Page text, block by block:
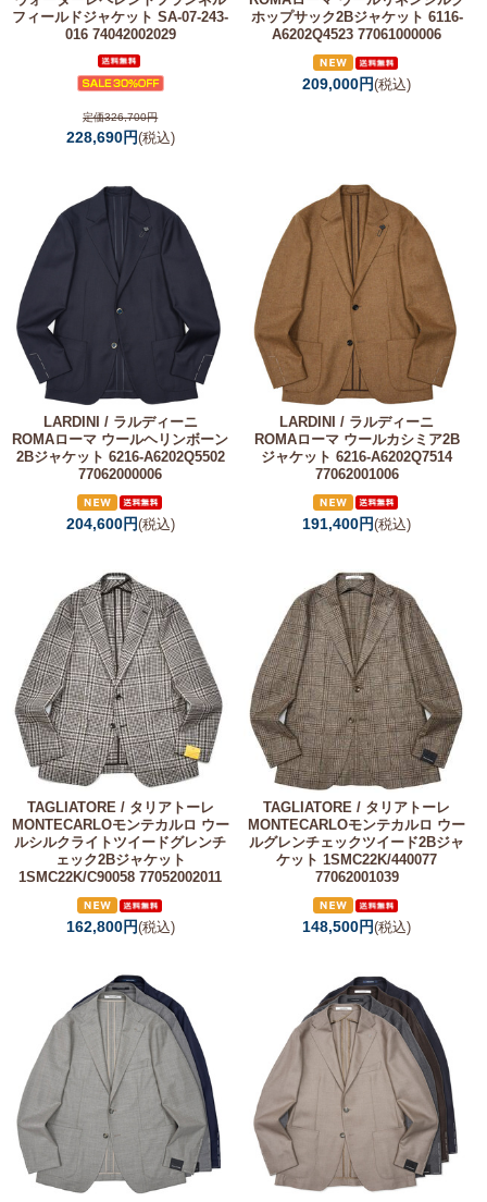
フィールドジャケット SA-07-243-
016 74042002029
定価326,700円
228,690円(税込)
ホップサック2Bジャケット 6116-
A6202Q4523 77061000006
209,000円(税込)
LARDINI / ラルディーニ
ROMAローマ ウールヘリンボーン
2Bジャケット 6216-A6202Q5502
77062000006
204,600円(税込)
LARDINI / ラルディーニ
ROMAローマ ウールカシミア2B
ジャケット 6216-A6202Q7514
77062001006
191,400円(税込)
TAGLIATORE / タリアトーレ
MONTECARLOモンテカルロ ウー
ルシルクライトツイードグレンチ
ェック2Bジャケット
1SMC22K/C90058 77052002011
162,800円(税込)
TAGLIATORE / タリアトーレ
MONTECARLOモンテカルロ ウー
ルグレンチェックツイード2Bジャ
ケット 1SMC22K/440077
77062001039
148,500円(税込)